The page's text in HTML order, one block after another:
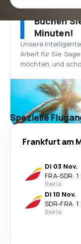
Buchen
Minuten!
Unsere
Arbeit für Sie.
möchten, und
Spezielle
Frankfurt am
Di 03 Nov.
FRA-SDR·
Iberia
Di 10 Nov.
SDR-FRA·
Iberia